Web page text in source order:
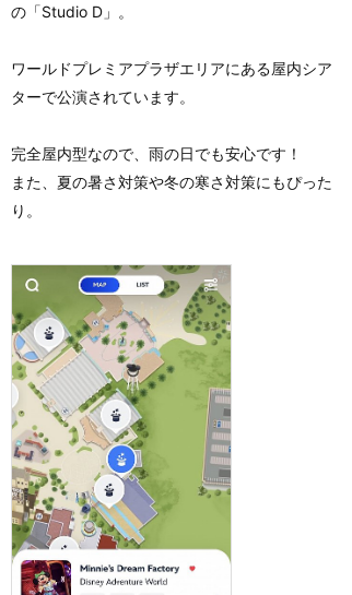
の「Studio D」。
ワールドプレミアプラザエリアにある屋内シア
ターで公演されています。
完全屋内型なので、雨の日でも安心です！
また、夏の暑さ対策や冬の寒さ対策にもぴった
り。